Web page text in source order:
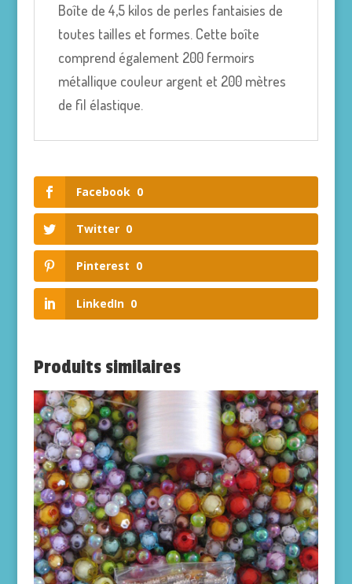
Boîte de 4,5 kilos de perles fantaisies de
toutes tailles et formes. Cette boîte
comprend également 200 fermoirs
métallique couleur argent et 200 mètres
de fil élastique.
Facebook 0
Twitter 0
Pinterest 0
LinkedIn 0
Produits similaires